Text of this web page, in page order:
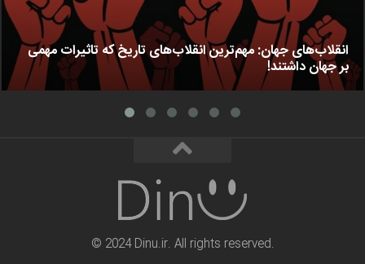
انقلاب‌های جهان: مهم‌ترین انقلاب‌های تاریخ که تاثیرات مهمی
بر جهان داشتند!
© 2024 Dinu.ir. All rights reserved.